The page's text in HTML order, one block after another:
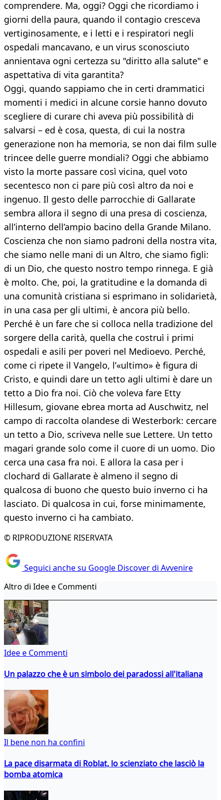
comprendere. Ma, oggi? Oggi che ricordiamo i
giorni della paura, quando il contagio cresceva
vertiginosamente, e i letti e i respiratori negli
ospedali mancavano, e un virus sconosciuto
annientava ogni certezza su "diritto alla salute" e
aspettativa di vita garantita?
Oggi, quando sappiamo che in certi drammatici
momenti i medici in alcune corsie hanno dovuto
scegliere di curare chi aveva più possibilità di
salvarsi – ed è cosa, questa, di cui la nostra
generazione non ha memoria, se non dai film sulle
trincee delle guerre mondiali? Oggi che abbiamo
visto la morte passare così vicina, quel voto
secentesco non ci pare più così altro da noi e
ingenuo. Il gesto delle parrocchie di Gallarate
sembra allora il segno di una presa di coscienza,
all’interno dell’ampio bacino della Grande Milano.
Coscienza che non siamo padroni della nostra vita,
che siamo nelle mani di un Altro, che siamo figli:
di un Dio, che questo nostro tempo rinnega. E già
è molto. Che, poi, la gratitudine e la domanda di
una comunità cristiana si esprimano in solidarietà,
in una casa per gli ultimi, è ancora più bello.
Perché è un fare che si colloca nella tradizione del
sorgere della carità, quella che costruì i primi
ospedali e asili per poveri nel Medioevo. Perché,
come ci ripete il Vangelo, l’«ultimo» è figura di
Cristo, e quindi dare un tetto agli ultimi è dare un
tetto a Dio fra noi. Ciò che voleva fare Etty
Hillesum, giovane ebrea morta ad Auschwitz, nel
campo di raccolta olandese di Westerbork: cercare
un tetto a Dio, scriveva nelle sue Lettere. Un tetto
magari grande solo come il cuore di un uomo. Dio
cerca una casa fra noi. E allora la casa per i
clochard di Gallarate è almeno il segno di
qualcosa di buono che questo buio inverno ci ha
lasciato. Di qualcosa in cui, forse minimamente,
questo inverno ci ha cambiato.
© RIPRODUZIONE RISERVATA
Seguici anche su Google Discover di Avvenire
Altro di Idee e Commenti
Idee e Commenti
Un palazzo che è un simbolo dei paradossi all'italiana
Il bene non ha confini
La pace disarmata di Roblat, lo scienziato che lasciò la
bomba atomica